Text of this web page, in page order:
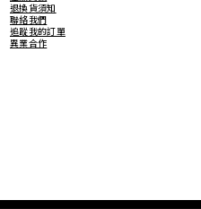
退換貨須知
聯絡我們
追蹤我的訂單
異業合作